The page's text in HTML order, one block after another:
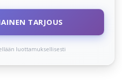
TARJOUS
luottamuksellisesti